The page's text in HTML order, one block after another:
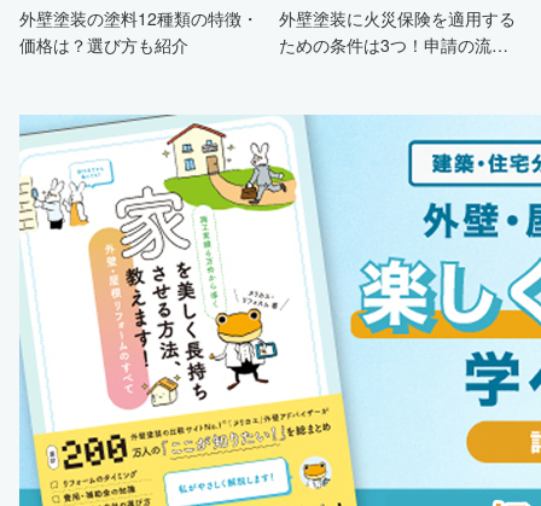
外壁塗装の塗料12種類の特徴・
価格は？選び方も紹介
外壁塗装に火災保険を適用する
ための条件は3つ！申請の流